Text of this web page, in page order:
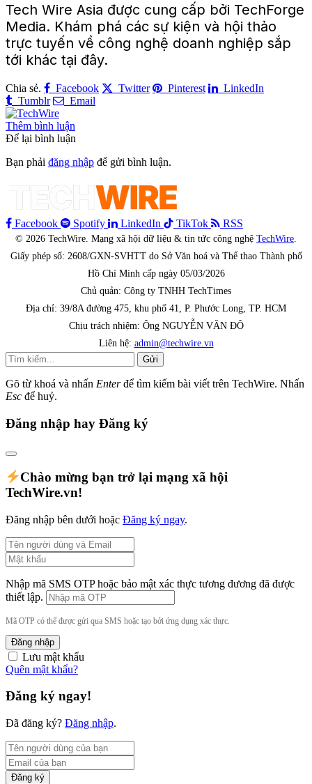
Tech Wire Asia được cung cấp bởi TechForge
Media. Khám phá các sự kiện và hội thảo
trực tuyến về công nghệ doanh nghiệp sắp
tới khác tại đây.
Chia sẻ. Facebook Twitter Pinterest
LinkedIn
Tumblr
Email
Thêm bình luận
Để lại bình luận
Bạn phải đăng nhập để gửi bình luận.
Facebook Spotify LinkedIn TikTok RSS
© 2026 TechWire. Mạng xã hội dữ liệu & tin tức công nghệ TechWire
Giấy phép số: 2608/GXN-SVHTT do Sở Văn hoá và Thể thao Thành phố
Hồ Chí Minh cấp ngày 05/03/2026
Chủ quản: Công ty TNHH TechTimes
Địa chỉ: 39/8A đường 475, khu phố 41, P. Phước Long, TP. HCM
Chịu trách nhiệm: Ông NGUYỄN VĂN ĐÔ
Liên hệ: admin@techwire.vn
Gửi
Gõ từ khoá và nhấn Enterđể tìm kiếm bài viết trên TechWire. Nhấn
Esc để huỷ.
Đăng nhập hay Đăng ký
Chào mừng bạn trở lại mạng xã hội
TechWire.vn!
Đăng nhập bên dưới hoặc Đăng ký ngay.
Nhập mã SMS OTP hoặc bảo mật xác thực tương đương đã được
thiết lập.
Mã OTP có thể được gửi qua SMS hoặc tạo bởi ứng dụng xác thực.
Đăng nhập
Lưu mật khẩu
Quên mật khẩu?
Đăng ký ngay!
Đã đăng ký? Đăng nhập.
Đăng ký